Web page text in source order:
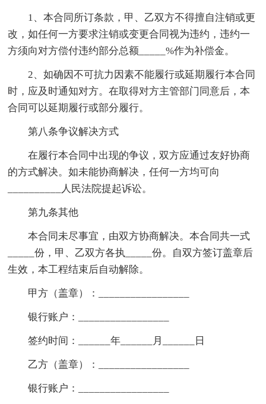
1、本合同所订条款，甲、乙双方不得擅自注销或更
改，如任何一方要求注销或变更合同视为违约，违约一
方须向对方偿付违约部分总额_____%作为补偿金。
2、如确因不可抗力因素不能履行或延期履行本合同
时，应及时通知对方。在取得对方主管部门同意后，本
合同可以延期履行或部分履行。
第八条争议解决方式
在履行本合同中出现的争议，双方应通过友好协商
的方式解决。如未能协商解决，任何一方均可向
__________人民法院提起诉讼。
第九条其他
本合同未尽事宜，由双方协商解决。本合同共一式
_____份，甲、乙双方各执_____份。自双方签订盖章后
生效，本工程结束后自动解除。
甲方（盖章）：_________________
银行账户：_________________
签约时间：______年______月______日
乙方（盖章）：_________________
银行账户：_________________